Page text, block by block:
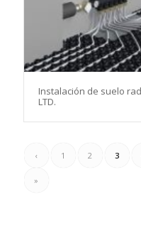
Instalación de suelo
LTD.
‹ 1 2 3
»